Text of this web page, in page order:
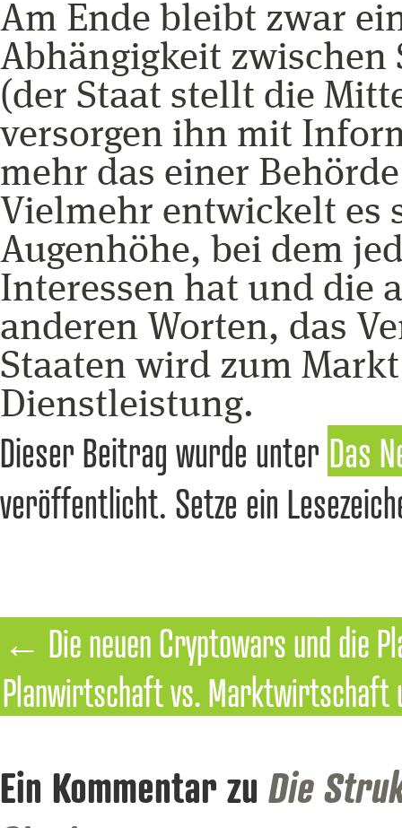
Am Ende bleibt zwar
Abhängigkeit zwischen
(der Staat stellt die
versorgen ihn mit
mehr das einer
Vielmehr entwickelt es
Augenhöhe, bei dem
Interessen hat und die
anderen Worten, das
Staaten wird zum
Dienstleistung.
Dieser Beitrag wurde unter Das
veröffentlicht. Setze ein
← Die neuen Cryptowars und die
Planwirtschaft vs. Marktwirtschaft
Ein Kommentar zu Die